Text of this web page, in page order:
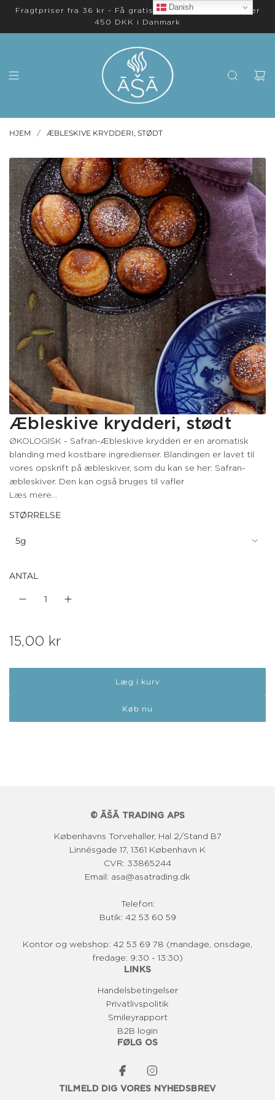
Fragtpriser fra 36 kr - Få gratis levering på ordrer over
450 DKK i Danmark
HJEM / ÆBLESKIVE KRYDDERI, STØDT
Æbleskive krydderi, stødt
ØKOLOGISK - Safran-Æbleskive krydderi er en aromatisk
blanding med kostbare ingredienser. Blandingen er lavet til
vores opskrift på æbleskiver, som du kan se her: Safran-
æbleskiver. Den kan også bruges til vafler
Læs mere...
STØRRELSE
5g
ANTAL
N
15,00 kr
Læg i kurv
Køb nu
© ĀŠĀ TRADING APS
Københavns Torvehaller, Hal 2/Stand B7
Linnésgade 17, 1361 København K
CVR: 33865244
Email: asa@asatrading.dk
Telefon:
Butik: 42 53 60 59
Kontor og webshop: 42 53 69 78 (mandage, onsdage,
fredage: 9:30 - 13:30)
LINKS
Handelsbetingelser
Privatlivspolitik
Smileyrapport
B2B login
FØLG OS
TILMELD DIG VORES NYHEDSBREV
Danish